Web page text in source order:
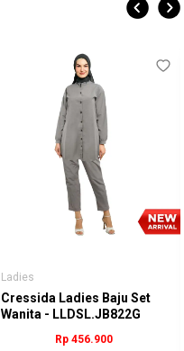
Ladies
Cressida Ladies Baju Set
Wanita - LLDSL.JB822G
Rp 456.900